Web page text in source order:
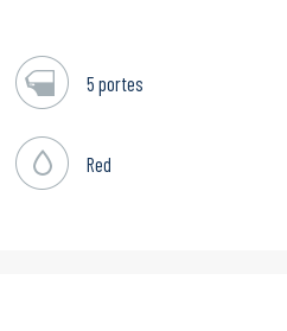
5 portes
Red